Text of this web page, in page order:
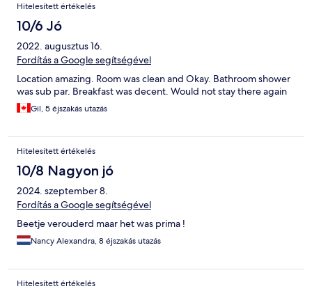
Hitelesített értékelés
10/6 Jó
2022. augusztus 16.
Fordítás a Google segítségével
Location amazing. Room was clean and Okay. Bathroom shower
was sub par. Breakfast was decent. Would not stay there again
Gil, 5 éjszakás utazás
Hitelesített értékelés
10/8 Nagyon jó
2024. szeptember 8.
Fordítás a Google segítségével
Beetje verouderd maar het was prima !
Nancy Alexandra, 8 éjszakás utazás
Hitelesített értékelés